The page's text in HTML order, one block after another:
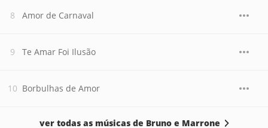
Amor de Carnaval
Te Amar Foi Ilusão
Borbulhas de Amor
ver todas as músicas de Bruno e Marrone